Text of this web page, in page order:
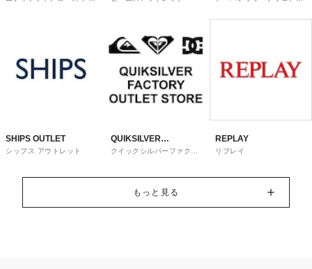
SHIPS OUTLET
シップス アウトレット
QUIKSILVER
FACTORY OUTLET
クイックシルバーファクト
REPLAY
リプレイ
もっと見る